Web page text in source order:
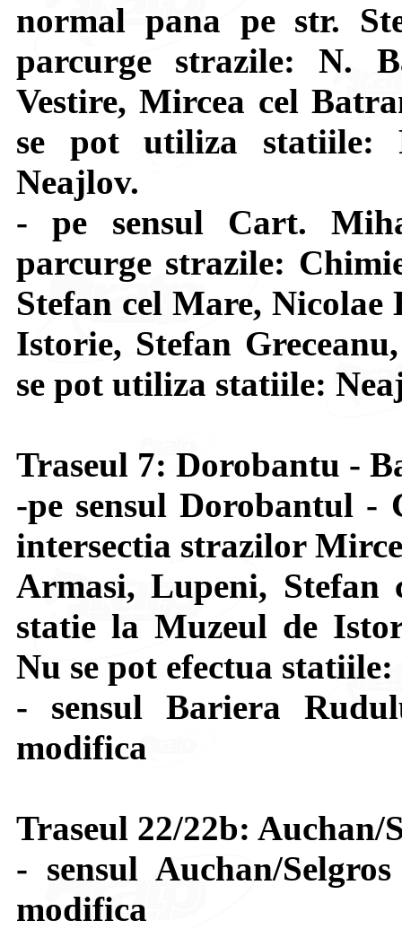
normal pana pe str.
parcurge strazile: N.
Vestire, Mircea cel
se pot utiliza statiile:
Neajlov.
- pe sensul Cart.
parcurge strazile:
Stefan cel Mare, Nicolae
Istorie, Stefan
se pot utiliza statiile:
Traseul 7: Dorobantu -
-pe sensul Dorobantul -
intersectia strazilor
Armasi, Lupeni, Stefan
statie la Muzeul de
Nu se pot efectua
- sensul Bariera
modifica
Traseul 22/22b:
- sensul Auchan/
modifica